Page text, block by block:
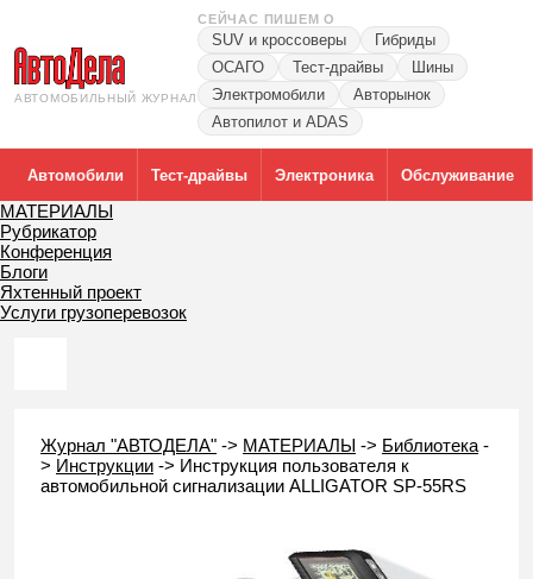
АВТОМОБИЛЬНЫЙ ЖУРНАЛ
СЕЙЧАС ПИШЕМ О
SUV и кроссоверы
Гибриды
ОСАГО
Тест-драйвы
Шины
Электромобили
Авторынок
Автопилот и ADAS
Автомобили Тест-драйвы Электроника Обслуживание
МАТЕРИАЛЫ
Рубрикатор
Конференция
Блоги
Яхтенный проект
Услуги грузоперевозок
Журнал "АВТОДЕЛА" -> МАТЕРИАЛЫ -> Библиотека -
> Инструкции -> Инструкция пользователя к
автомобильной сигнализации ALLIGATOR SP-55RS